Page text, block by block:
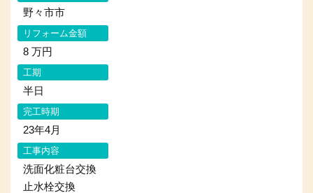
野々市市
リフォーム金額
8 万円
工期
半日
完工時期
23年4月
工事内容
洗面化粧台交換
止水栓交換